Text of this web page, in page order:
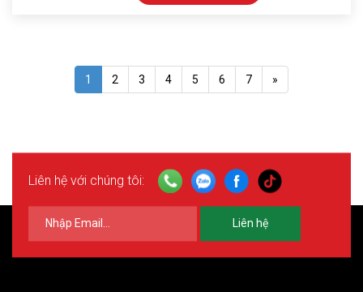
1 2 3 4 5 6 7 »
Liên hệ với chúng tôi:
Liên hệ